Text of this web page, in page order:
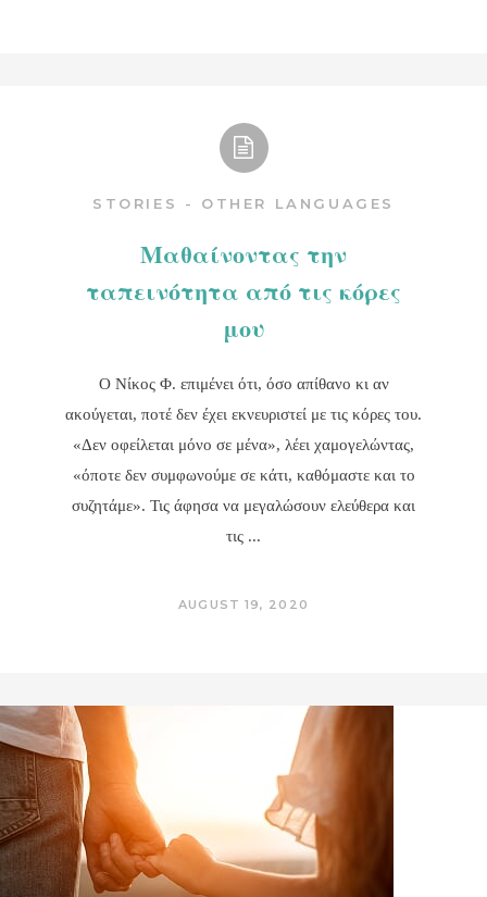
STORIES - OTHER LANGUAGES
Μαθαίνοντας την
ταπεινότητα από τις κόρες
μου
Ο Νίκος Φ. επιμένει ότι, όσο απίθανο κι αν
ακούγεται, ποτέ δεν έχει εκνευριστεί με τις κόρες του.
«Δεν οφείλεται μόνο σε μένα», λέει χαμογελώντας,
«όποτε δεν συμφωνούμε σε κάτι, καθόμαστε και το
συζητάμε». Τις άφησα να μεγαλώσουν ελεύθερα και
τις
AUGUST 19, 2020